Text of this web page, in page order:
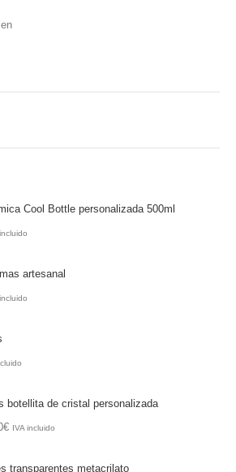
en
Cool Bottle personalizada 500ml
artesanal
botellita de cristal personalizada
€ IVA incluido
transparentes metacrilato